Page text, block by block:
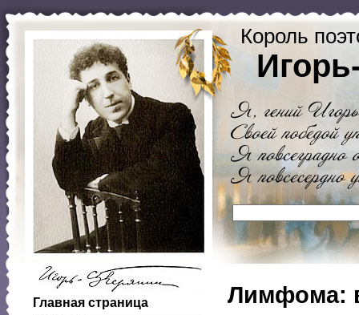
Король
Главная страница
Лимфома: